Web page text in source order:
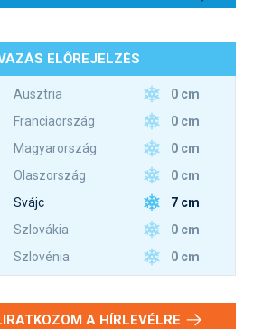
ELŐREJELZÉS
Ausztria
0 cm
Franciaország
0 cm
Magyarország
0 cm
Olaszország
0 cm
Svájc
7 cm
Szlovákia
0 cm
Szlovénia
0 cm
A HÍRLEVÉLRE